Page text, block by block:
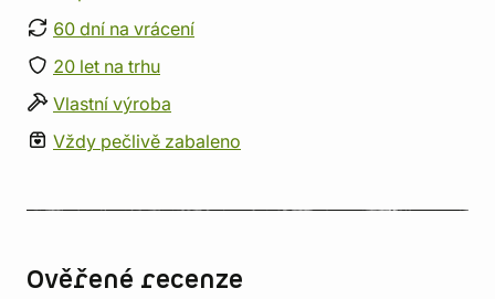
60 dní na vrácení
20 let na trhu
Vlastní výroba
Vždy pečlivě zabaleno
Ověřené recenze